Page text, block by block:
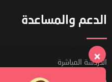
الدعم والمساعدة
الدردشة المباشرة
كيف تعمل المنصة